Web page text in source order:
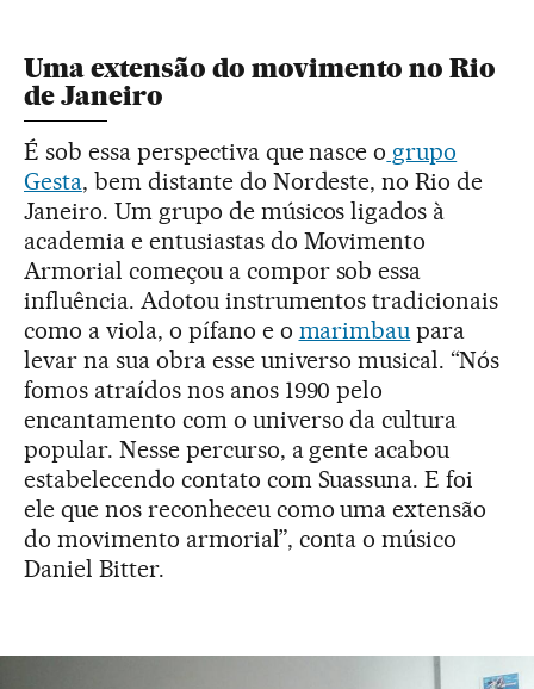
Uma extensão do movimento no Rio
de Janeiro
É sob essa perspectiva que nasce o grupo
Gesta, bem distante do Nordeste, no Rio de
Janeiro. Um grupo de músicos ligados à
academia e entusiastas do Movimento
Armorial começou a compor sob essa
influência. Adotou instrumentos tradicionais
como a viola, o pífano e o marimbau para
levar na sua obra esse universo musical. “Nós
fomos atraídos nos anos 1990 pelo
encantamento com o universo da cultura
popular. Nesse percurso, a gente acabou
estabelecendo contato com Suassuna. E foi
ele que nos reconheceu como uma extensão
do movimento armorial”, conta o músico
Daniel Bitter.